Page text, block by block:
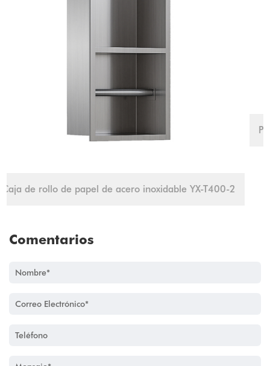
2
Comentarios